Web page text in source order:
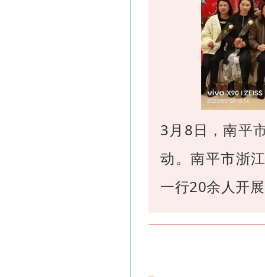
3月8日，南平
动。南平市浙
一行20余人开